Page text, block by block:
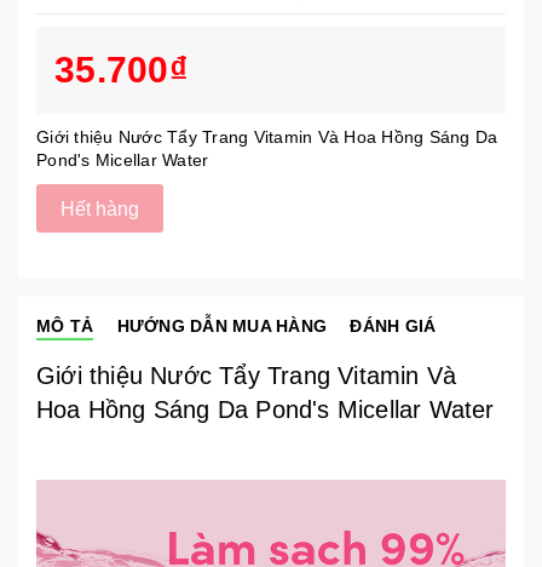
35.700₫
Giới thiệu Nước Tẩy Trang Vitamin Và Hoa Hồng Sáng Da
Pond's Micellar Water
Hết hàng
MÔ TẢ HƯỚNG DẪN MUA HÀNG ĐÁNH GIÁ
Giới thiệu Nước Tẩy Trang Vitamin Và
Hoa Hồng Sáng Da Pond's Micellar Water